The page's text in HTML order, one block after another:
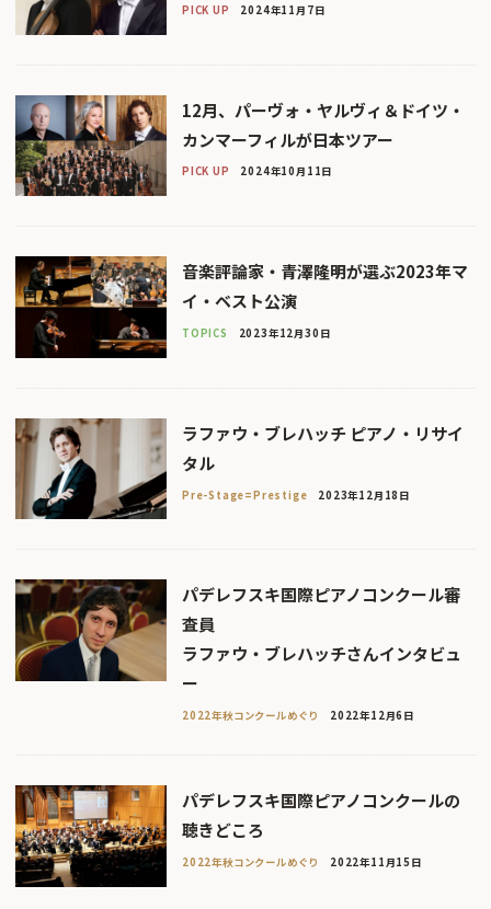
PICK UP 2024年11月7日
12月、パーヴォ・ヤルヴィ＆ドイツ・
カンマーフィルが日本ツアー
PICK UP 2024年10月11日
音楽評論家・青澤隆明が選ぶ2023年マ
イ・ベスト公演
TOPICS 2023年12月30日
ラファウ・ブレハッチ ピアノ・リサイ
タル
Pre-Stage=Prestige 2023年12月18日
パデレフスキ国際ピアノコンクール審
査員
ラファウ・ブレハッチさんインタビュ
ー
2022年秋コンクールめぐり 2022年12月6日
パデレフスキ国際ピアノコンクールの
聴きどころ
2022年秋コンクールめぐり 2022年11月15日